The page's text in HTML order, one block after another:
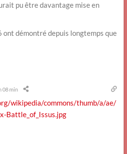
pu être davantage mise en
démontré depuis longtemps que
08 min
wikipedia/commons/thumb/a/ae/
Battle_of_Issus.jpg